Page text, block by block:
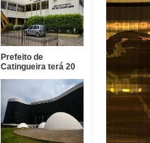
Prefeito de
Catingueira terá 20
terceirização
irregular de R$ 546
mil